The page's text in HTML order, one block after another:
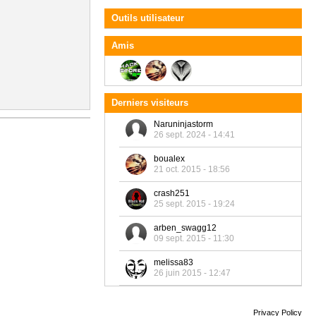
Outils utilisateur
Amis
Derniers visiteurs
Naruninjastorm
26 sept. 2024 - 14:41
boualex
21 oct. 2015 - 18:56
crash251
25 sept. 2015 - 19:24
arben_swagg12
09 sept. 2015 - 11:30
melissa83
26 juin 2015 - 12:47
Privacy Policy